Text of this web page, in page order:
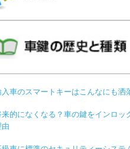
入車のスマートキーはこんなにも洒
来的になくなる？車の鍵をインロッ
由